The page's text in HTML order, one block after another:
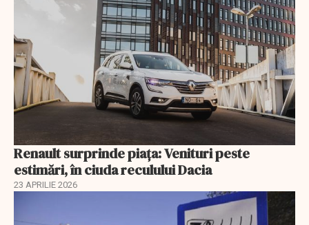
Renault surprinde piața: Venituri peste
estimări, în ciuda reculului Dacia
23 APRILIE 2026